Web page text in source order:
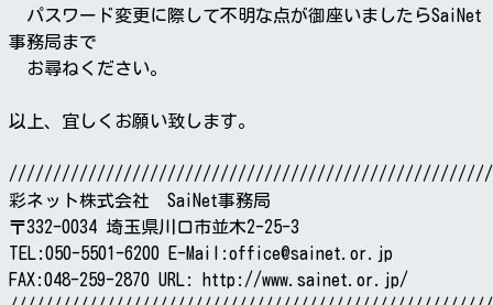
パスワード変更に際して不明な点が御座いましたらSaiNet
事務局まで
お尋ねください。
以上、宜しくお願い致します。
彩ネット株式会社 SaiNet事務局
〒332-0034 埼玉県川口市並木2-25-3
TEL:050-5501-6200 E-Mail:office@sainet.or.jp
FAX:048-259-2870 URL: http://www.sainet.or.jp/